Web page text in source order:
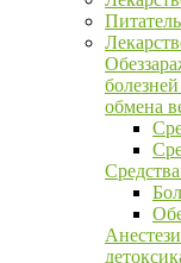
обмена